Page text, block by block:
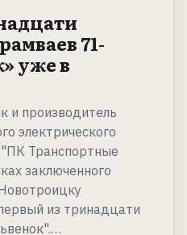
71-
уже в
и производитель
электрического
Транспортные
заключенного
из тринадцати